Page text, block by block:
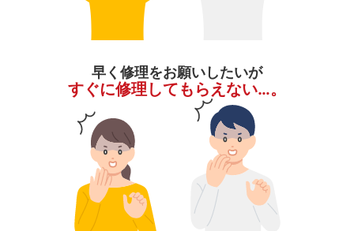
早く修理をお願いしたいが
すぐに修理してもらえない…。